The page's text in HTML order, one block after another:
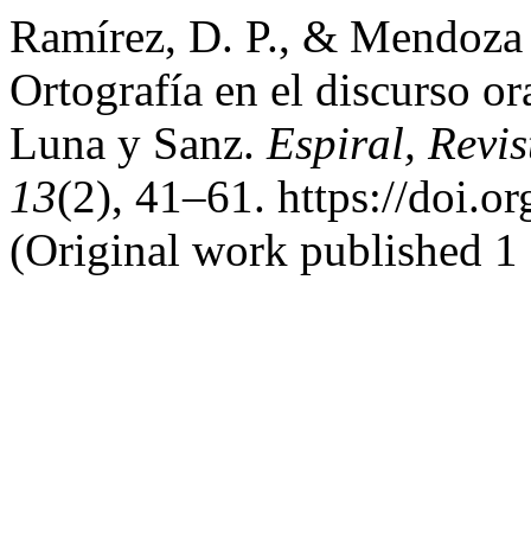
Ramírez, D. P., &
Ortografía en el discurso
Luna y Sanz. Espiral,
13(2), 41–61. https://
(Original work published 1